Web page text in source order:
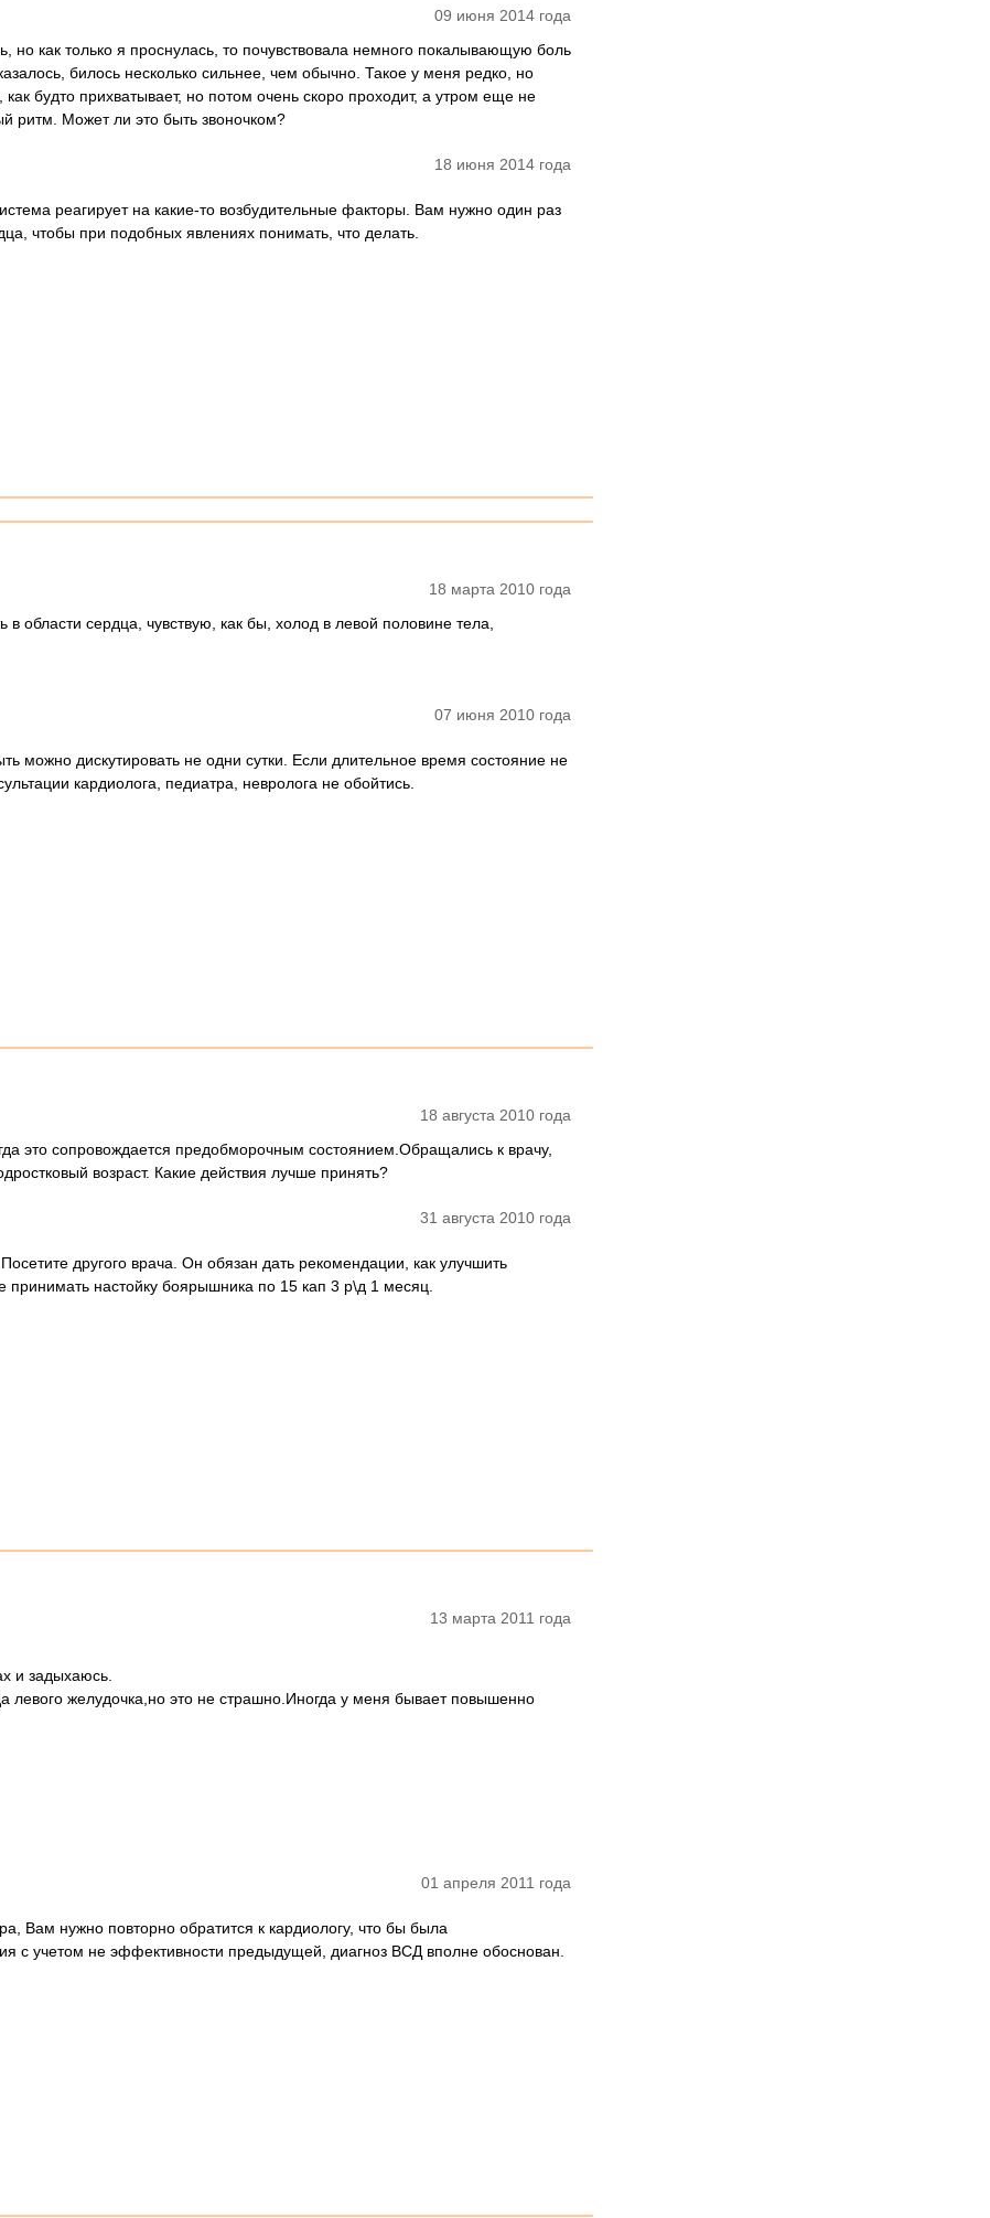
09 июня 2014 года
как только я проснулась, то почувствовала немного покалывающую боль
билось несколько сильнее, чем обычно. Такое у меня редко, но
будто прихватывает, но потом очень скоро проходит, а утром еще не
ритм. Может ли это быть звоночком?
18 июня 2014 года
реагирует на какие-то возбудительные факторы. Вам нужно один раз
чтобы при подобных явлениях понимать, что делать.
18 марта 2010 года
в области сердца, чувствую, как бы, холод в левой половине тела,
07 июня 2010 года
можно дискутировать не одни сутки. Если длительное время состояние не
кардиолога, педиатра, невролога не обойтись.
18 августа 2010 года
это сопровождается предобморочным состоянием.Обращались к врачу,
возраст. Какие действия лучше принять?
31 августа 2010 года
другого врача. Он обязан дать рекомендации, как улучшить
принимать настойку боярышника по 15 кап 3 р\д 1 месяц.
13 марта 2011 года
и задыхаюсь.
левого желудочка,но это не страшно.Иногда у меня бывает повышенно
01 апреля 2011 года
Вам нужно повторно обратится к кардиологу, что бы была
с учетом не эффективности предыдущей, диагноз ВСД вполне обоснован.